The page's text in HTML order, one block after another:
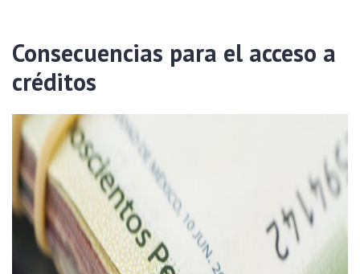
Consecuencias para el acceso a
créditos